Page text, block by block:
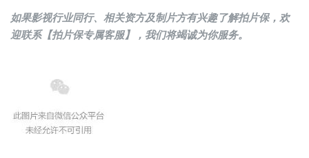
如果影视行业同行、相关资方及制片方有兴趣了解拍片保，欢
迎联系【拍片保专属客服】，我们将竭诚为你服务。